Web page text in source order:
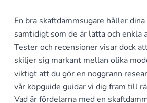
En bra skaftdammsugare håller
samtidigt som de är lätta och enkla
Tester och recensioner visar dock
skiljer sig markant mellan olika
viktigt att du gör en noggrann
vår köpguide guidar vi dig fram till
Vad är fördelarna med en